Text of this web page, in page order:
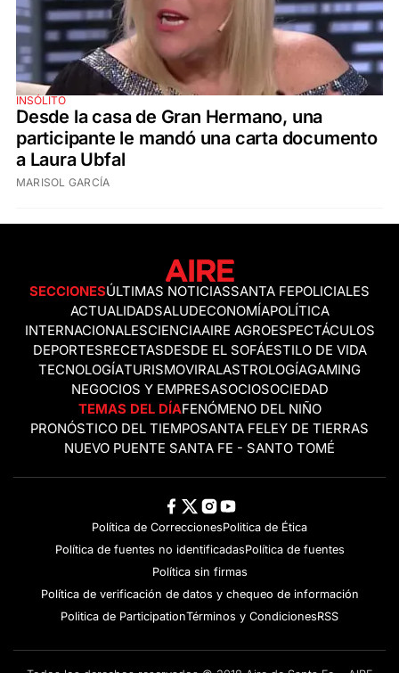
INSÓLITO
Desde la casa de Gran Hermano, una
participante le mandó una carta documento
a Laura Ubfal
MARISOL GARCÍA
SECCIONESÚLTIMAS NOTICIASSANTA FEPOLICIALES
ACTUALIDADSALUDECONOMÍAPOLÍTICA
INTERNACIONALESCIENCIAAIRE AGROESPECTÁCULOS
DEPORTESRECETASDESDE EL SOFÁESTILO DE VIDA
TECNOLOGÍATURISMOVIRALASTROLOGÍAGAMING
NEGOCIOS Y EMPRESASOCIOSOCIEDAD
TEMAS DEL DÍAFENÓMENO DEL NIÑO
PRONÓSTICO DEL TIEMPOSANTA FELEY DE TIERRAS
NUEVO PUENTE SANTA FE - SANTO TOMÉ
Política de CorreccionesPolitica de Ética
Política de fuentes no identificadasPolítica de fuentes
Política sin firmas
Política de verificación de datos y chequeo de información
Politica de ParticipationTérminos y CondicionesRSS